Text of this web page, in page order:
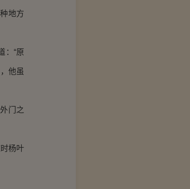
地方
：“原
他虽
门之
杨叶